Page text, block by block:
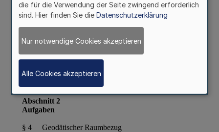
die für die Verwendung der Seite zwingend erforderlich
sind. Hier finden Sie die Datenschutzerklärung
Nur notwendige Cookies akzeptieren
Alle Cookies akzeptieren